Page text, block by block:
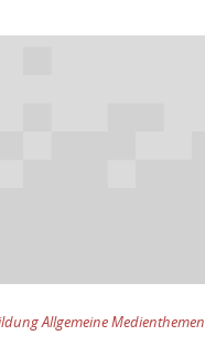
Allgemeine Medienthemen